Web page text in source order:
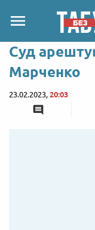
Суд
Марченко
23.02.2023, 20:03